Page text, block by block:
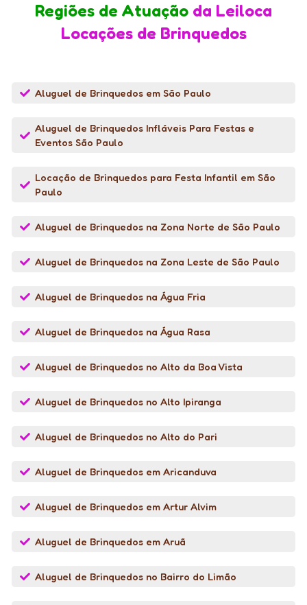
Regiões de Atuação da Leiloca
Locações de Brinquedos
Aluguel de Brinquedos em São Paulo
Aluguel de Brinquedos Infláveis Para Festas e
Eventos São Paulo
Locação de Brinquedos para Festa Infantil em São
Paulo
Aluguel de Brinquedos na Zona Norte de São Paulo
Aluguel de Brinquedos na Zona Leste de São Paulo
Aluguel de Brinquedos na Água Fria
Aluguel de Brinquedos na Água Rasa
Aluguel de Brinquedos no Alto da Boa Vista
Aluguel de Brinquedos no Alto Ipiranga
Aluguel de Brinquedos no Alto do Pari
Aluguel de Brinquedos em Aricanduva
Aluguel de Brinquedos em Artur Alvim
Aluguel de Brinquedos em Aruã
Aluguel de Brinquedos no Bairro do Limão